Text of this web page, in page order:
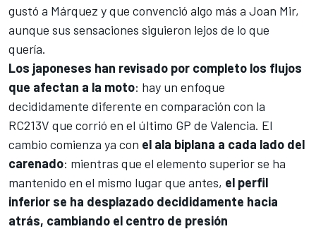
gustó a Márquez y que convenció algo más a Joan Mir,
aunque sus sensaciones siguieron lejos de lo que
quería.
Los japoneses han revisado por completo los flujos
que afectan a la moto: hay un enfoque
decididamente diferente en comparación con la
RC213V que corrió en el último GP de Valencia. El
cambio comienza ya con el ala biplana a cada lado del
carenado: mientras que el elemento superior se ha
mantenido en el mismo lugar que antes, el perfil
inferior se ha desplazado decididamente hacia
atrás, cambiando el centro de presión